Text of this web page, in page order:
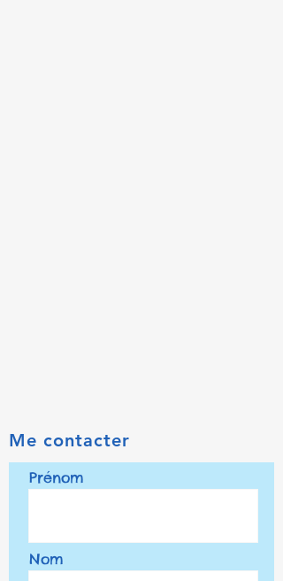
Me contacter
Prénom
Nom